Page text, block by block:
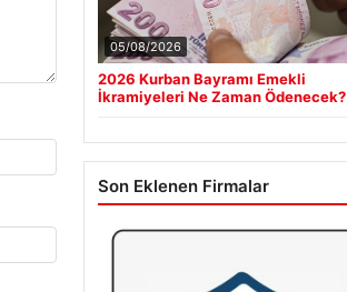
05/08/2026
2026 Kurban Bayramı Emekli
İkramiyeleri Ne Zaman Ödenecek?
Son Eklenen Firmalar